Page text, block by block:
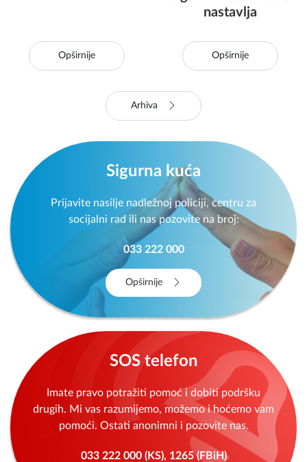
Opširnije
nastavlja
Opširnije
Arhiva
Sigurna kuća
Prijavite nasilje nadležnoj policiji, centru za
socijalni rad ili nas pozovite na broj:
033 222 000
Opširnije
SOS telefon
Imate pravo potražiti pomoć i dobiti podršku
drugih. Mi vas razumijemo, možemo i hoćemo vam
pomoći. Ostati anonimni i pozovite nas.
033 222 000 (KS), 1265 (FBiH)